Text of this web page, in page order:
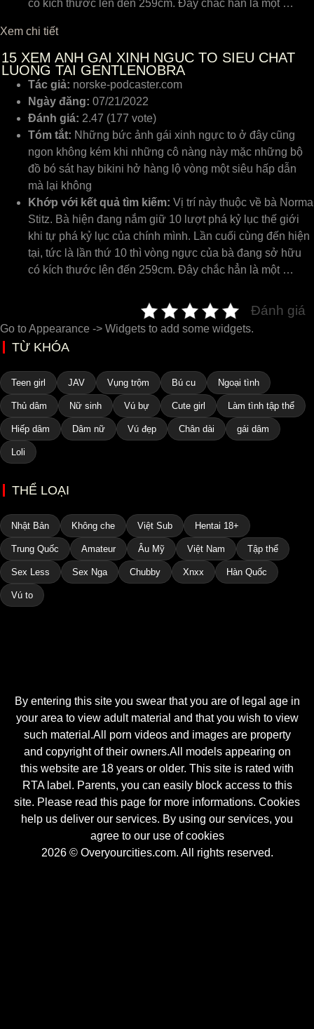
có kích thước lên đến 259cm. Đây chắc hẳn là một …
Xem chi tiết
15 XEM ANH GAI XINH NGUC TO SIEU CHAT
LUONG TAI GENTLENOBRA
Tác giả: norske-podcaster.com
Ngày đăng: 07/21/2022
Đánh giá: 2.47 (177 vote)
Tóm tắt: Những bức ảnh gái xinh ngực to ở đây cũng
ngon không kém khi những cô nàng này mặc những bộ
đồ bó sát hay bikini hở hàng lộ vòng một siêu hấp dẫn
mà lại không
Khớp với kết quả tìm kiếm: Vị trí này thuộc về bà Norma
Stitz. Bà hiện đang nắm giữ 10 lượt phá kỷ lục thế giới
khi tự phá kỷ lục của chính mình. Lần cuối cùng đến hiện
tại, tức là lần thứ 10 thì vòng ngực của bà đang sở hữu
có kích thước lên đến 259cm. Đây chắc hẳn là một …
Đánh giá
Go to Appearance -> Widgets to add some widgets.
TỪ KHÓA
Teen girl JAV Vụng trộm Bú cu Ngoại tình
Thủ dâm Nữ sinh Vú bự Cute girl Làm tình tập thể
Hiếp dâm Dâm nữ Vú đẹp Chân dài gái dâm
Loli
THỂ LOẠI
Nhật Bản Không che Việt Sub Hentai 18+
Trung Quốc Amateur Âu Mỹ Việt Nam Tập thể
Sex Less Sex Nga Chubby Xnxx Hàn Quốc
Vú to
By entering this site you swear that you are of legal age in
your area to view adult material and that you wish to view
such material.All porn videos and images are property
and copyright of their owners.All models appearing on
this website are 18 years or older. This site is rated with
RTA label. Parents, you can easily block access to this
site. Please read this page for more informations. Cookies
help us deliver our services. By using our services, you
agree to our use of cookies
2026 © Overyourcities.com. All rights reserved.